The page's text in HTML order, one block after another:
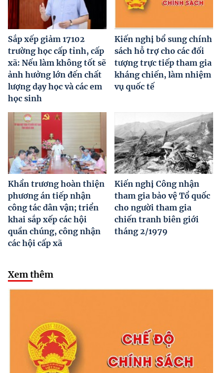
Sắp xếp giảm 17102
trường học cấp tỉnh, cấp
xã: Nếu làm không tốt sẽ
ảnh hưởng lớn đến chất
lượng dạy học và các em
học sinh
Kiến nghị bổ sung chính
sách hỗ trợ cho các đối
tượng trực tiếp tham gia
kháng chiến, làm nhiệm
vụ quốc tế
Khẩn trương hoàn thiện
phương án tiếp nhận
công tác dân vận; triển
khai sắp xếp các hội
quần chúng, công nhận
các hội cấp xã
Kiến nghị Công nhận
tham gia bảo vệ Tổ quốc
cho người tham gia
chiến tranh biên giới
tháng 2/1979
Xem thêm